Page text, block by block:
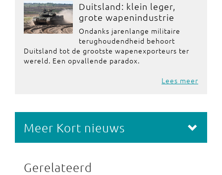
Duitsland: klein leger,
grote wapenindustrie
Ondanks jarenlange militaire
terughoudendheid behoort
Duitsland tot de grootste wapenexporteurs ter
wereld. Een opvallende paradox.
Lees meer
Meer Kort nieuws
Gerelateerd